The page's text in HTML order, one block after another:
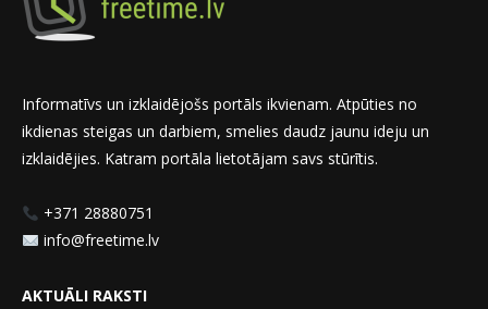
Informatīvs un izklaidējošs portāls ikvienam. Atpūties no
ikdienas steigas un darbiem, smelies daudz jaunu ideju un
izklaidējies. Katram portāla lietotājam savs stūrītis.
+371 28880751
info@freetime.lv
AKTUĀLI RAKSTI